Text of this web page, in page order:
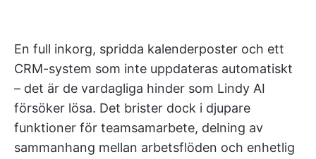
En full inkorg, spridda kalenderposter och ett
CRM-system som inte uppdateras automatiskt
– det är de vardagliga hinder som Lindy AI
försöker lösa. Det brister dock i djupare
funktioner för teamsamarbete, delning av
sammanhang mellan arbetsflöden och enhetlig